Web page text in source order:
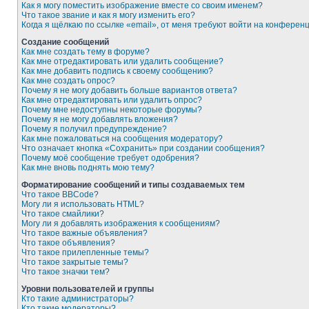
Как я могу поместить изображение вместе со своим именем?
Что такое звание и как я могу изменить его?
Когда я щёлкаю по ссылке «email», от меня требуют войти на
Создание сообщений
Как мне создать тему в форуме?
Как мне отредактировать или удалить сообщение?
Как мне добавить подпись к своему сообщению?
Как мне создать опрос?
Почему я не могу добавить больше вариантов ответа?
Как мне отредактировать или удалить опрос?
Почему мне недоступны некоторые форумы?
Почему я не могу добавлять вложения?
Почему я получил предупреждение?
Как мне пожаловаться на сообщения модератору?
Что означает кнопка «Сохранить» при создании сообщения?
Почему моё сообщение требует одобрения?
Как мне вновь поднять мою тему?
Форматирование сообщений и типы создаваемых тем
Что такое BBCode?
Могу ли я использовать HTML?
Что такое смайлики?
Могу ли я добавлять изображения к сообщениям?
Что такое важные объявления?
Что такое объявления?
Что такое прилепленные темы?
Что такое закрытые темы?
Что такое значки тем?
Уровни пользователей и группы
Кто такие администраторы?